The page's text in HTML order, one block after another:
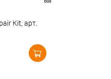
Kit, арт.